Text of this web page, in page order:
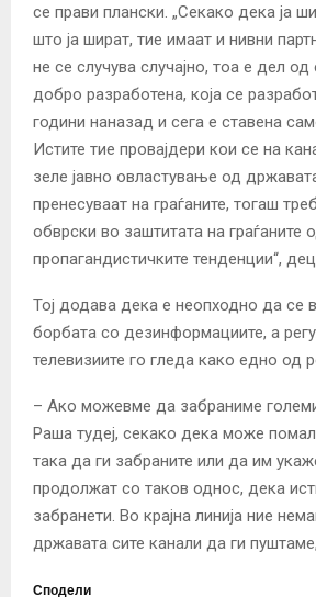
се прави плански. „Секако дека ја
што ја шират, тие имаат и нивни
не се случува случајно, тоа е дел
добро разработена, која се
години наназад и сега е ставена
Истите тие провајдери кои се на
зеле јавно овластување од
пренесуваат на граѓаните, тогаш
обврски во заштитата на граѓаните
пропагандистичките тенденции“,
Тој додава дека е неопходно да се
борбата со дезинформациите, а
телевизиите го гледа како едно од
– Ако можевме да забраниме
Раша тудеј, секако дека може
така да ги забраните или да им
продолжат со таков однос, дека
забранети. Во крајна линија ние
државата сите канали да ги
Сподели